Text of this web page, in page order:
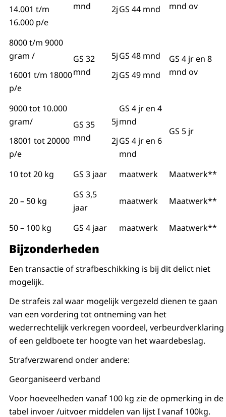
14.001 t/m
16.000 p/e
mnd
2jGS 44 mnd
mnd ov
8000 t/m 9000
gram /
16001 t/m 18000
p/e
GS 32
mnd
5j
2j
GS 48 mnd
GS 49 mnd
GS 4 jr en 8
mnd ov
9000 tot 10.000
gram/
18001 tot 20000
p/e
GS 35
mnd
5j
2j
GS 4 jr en 4
mnd
GS 4 jr en 6
mnd
GS 5 jr
10 tot 20 kg GS 3 jaar maatwerk Maatwerk**
20 – 50 kg
GS 3,5
jaar
maatwerk Maatwerk**
50 – 100 kg GS 4 jaar maatwerk Maatwerk**
Bijzonderheden
Een transactie of strafbeschikking is bij dit delict niet
mogelijk.
De strafeis zal waar mogelijk vergezeld dienen te gaan
van een vordering tot ontneming van het
wederrechtelijk verkregen voordeel, verbeurdverklaring
of een geldboete ter hoogte van het waardebeslag.
Strafverzwarend onder andere:
Georganiseerd verband
Voor hoeveelheden vanaf 100 kg zie de opmerking in de
tabel invoer /uitvoer middelen van lijst I vanaf 100kg.